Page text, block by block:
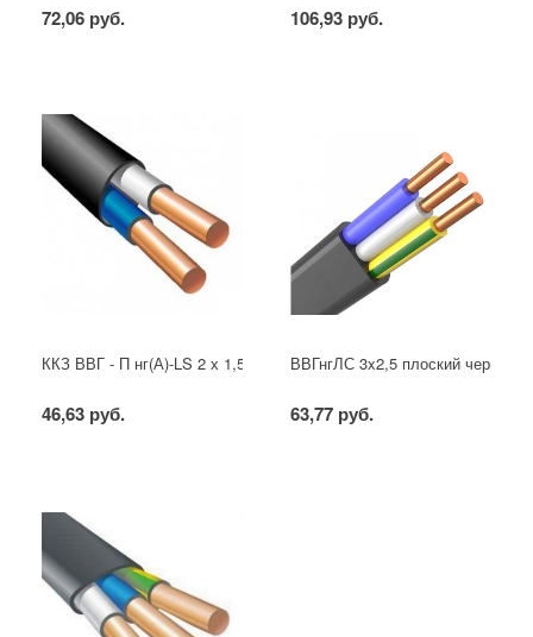
72,06 руб. 106,93 руб.
ККЗ ВВГ - П нг(А)-LS 2 х 1,5 ГОСТ
46,63 руб.
ВВГнгЛС 3x2,5 плоский черный
63,77 руб.